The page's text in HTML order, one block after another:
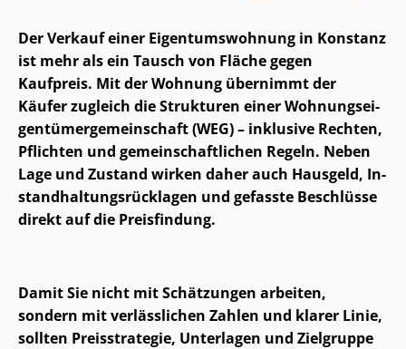
Der Verkauf einer Ei­gen­tums­woh­nung in Konstanz
ist mehr als ein Tausch von Fläche gegen
Kaufpreis. Mit der Wohnung übernimmt der
Käufer zugleich die Strukturen einer Woh­nungs­ei­
gen­tü­mer­ge­mein­schaft (WEG) – inklusive Rechten,
Pflichten und ge­mein­schaft­li­chen Regeln. Neben
Lage und Zustand wirken daher auch Hausgeld, In­
stand­hal­tungs­rück­la­gen und gefasste Beschlüsse
direkt auf die Preisfindung.
Damit Sie nicht mit Schätzungen arbeiten,
sondern mit verlässlichen Zahlen und klarer Linie,
sollten Preisstrategie, Unterlagen und Zielgruppe